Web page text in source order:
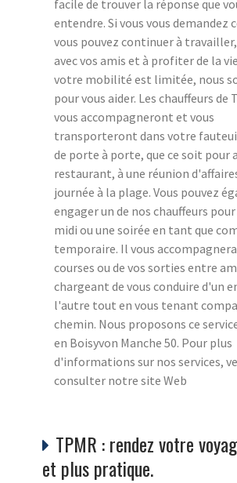
facile de trouver la réponse que
entendre. Si vous vous demandez
vous pouvez continuer à
avec vos amis et à profiter de la
votre mobilité est limitée, nous
pour vous aider. Les chauffeurs de
vous accompagneront et vous
transporteront dans votre
de porte à porte, que ce soit pour
restaurant, à une réunion
journée à la plage. Vous pouvez
engager un de nos chauffeurs
midi ou une soirée en tant que
temporaire. Il vous
courses ou de vos sorties entre
chargeant de vous conduire d'un
l'autre tout en vous tenant
chemin. Nous proposons ce
en Boisyvon Manche 50. Pour plus
d'informations sur nos services,
consulter notre site Web
TPMR : rendez votre
et plus pratique.